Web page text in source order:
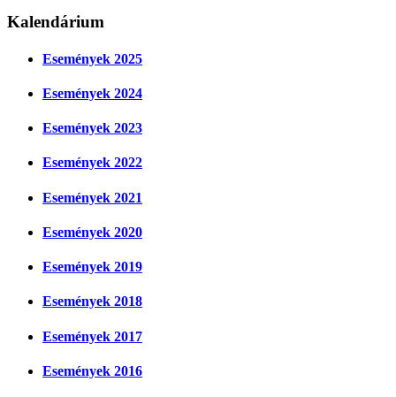
Kalendárium
Események 2025
Események 2024
Események 2023
Események 2022
Események 2021
Események 2020
Események 2019
Események 2018
Események 2017
Események 2016